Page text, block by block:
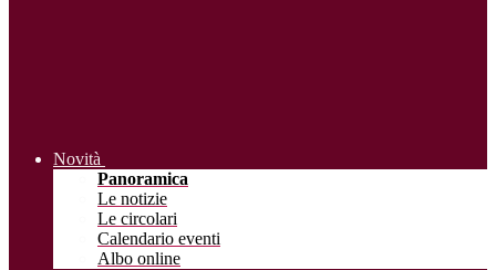
Novità
Panoramica
Le notizie
Le circolari
Calendario eventi
Albo online